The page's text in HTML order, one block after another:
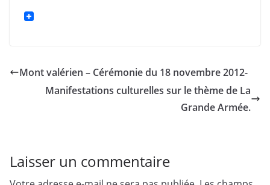
Mont valérien – Cérémonie du 18 novembre 2012-
Manifestations culturelles sur le thème de La
Grande Armée.
Laisser un commentaire